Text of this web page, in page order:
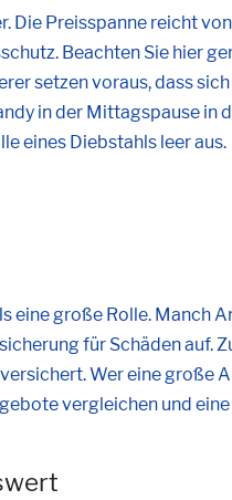
Preisspanne reicht
Beachten Sie hier
setzen voraus, dass
in der Mittagspause in
eines Diebstahls leer aus.
eine große Rolle. Manch
für Schäden auf.
Wer eine große
vergleichen und